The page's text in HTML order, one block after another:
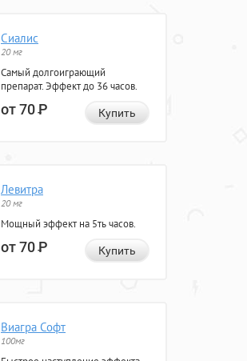
Сиалис
20 мг
Самый долгоиграющий
препарат. Эффект до 36 часов.
от 70Р Купить
Левитра
20 мг
Мощный эффект на 5ть часов.
от 70Р Купить
Виагра Софт
100мг